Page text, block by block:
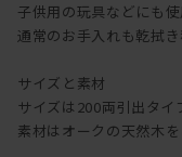
子供用の玩具などにも
通常のお手入れも乾拭き
サイズと素材
サイズは200両引出タイ
素材はオークの天然木を